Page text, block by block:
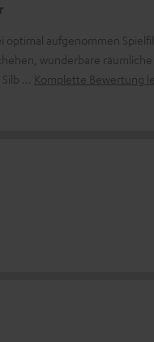
optimal aufgenommen
wunderbare räumliche
Komplette Bewertung